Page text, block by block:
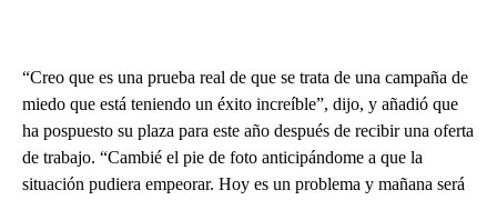
“Creo que es una prueba real de que se trata de una campaña de
miedo que está teniendo un éxito increíble”, dijo, y añadió que
ha pospuesto su plaza para este año después de recibir una oferta
de trabajo. “Cambié el pie de foto anticipándome a que la
situación pudiera empeorar. Hoy es un problema y mañana será